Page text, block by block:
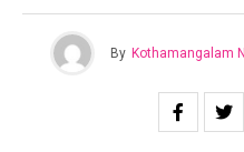
By Kothamangalam